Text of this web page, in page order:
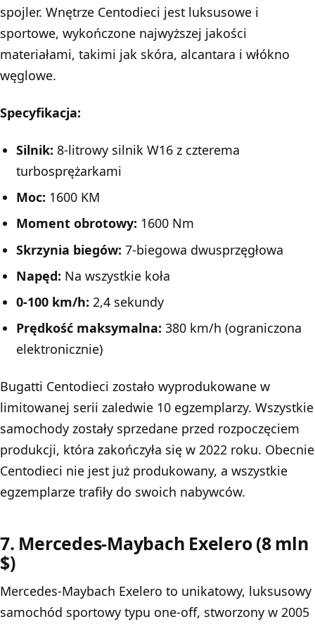
spojler. Wnętrze Centodieci jest luksusowe i
sportowe, wykończone najwyższej jakości
materiałami, takimi jak skóra, alcantara i włókno
węglowe.
Specyfikacja:
Silnik: 8-litrowy silnik W16 z czterema
turbosprężarkami
Moc: 1600 KM
Moment obrotowy: 1600 Nm
Skrzynia biegów: 7-biegowa dwusprzęgłowa
Napęd: Na wszystkie koła
0-100 km/h: 2,4 sekundy
Prędkość maksymalna: 380 km/h (ograniczona
elektronicznie)
Bugatti Centodieci zostało wyprodukowane w
limitowanej serii zaledwie 10 egzemplarzy. Wszystkie
samochody zostały sprzedane przed rozpoczęciem
produkcji, która zakończyła się w 2022 roku. Obecnie
Centodieci nie jest już produkowany, a wszystkie
egzemplarze trafiły do swoich nabywców.
7. Mercedes-Maybach Exelero (8 mln
$)
Mercedes-Maybach Exelero to unikatowy, luksusowy
samochód sportowy typu one-off, stworzony w 2005